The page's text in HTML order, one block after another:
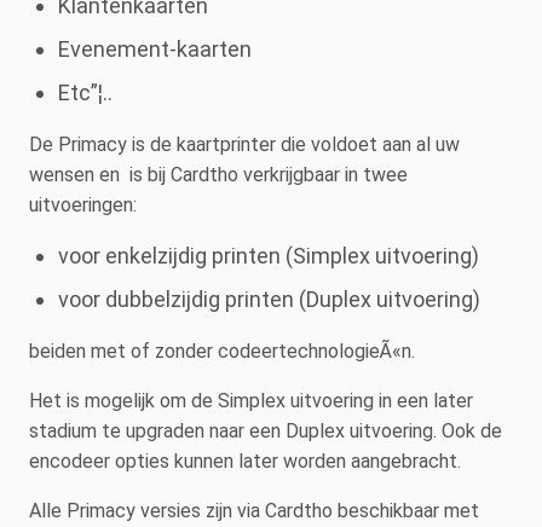
Klantenkaarten
Evenement-kaarten
Etc”¦..
De Primacy is de kaartprinter die voldoet aan al uw
wensen en is bij Cardtho verkrijgbaar in twee
uitvoeringen:
voor enkelzijdig printen (Simplex uitvoering)
voor dubbelzijdig printen (Duplex uitvoering)
beiden met of zonder codeertechnologieÃ«n.
Het is mogelijk om de Simplex uitvoering in een later
stadium te upgraden naar een Duplex uitvoering. Ook de
encodeer opties kunnen later worden aangebracht.
Alle Primacy versies zijn via Cardtho beschikbaar met